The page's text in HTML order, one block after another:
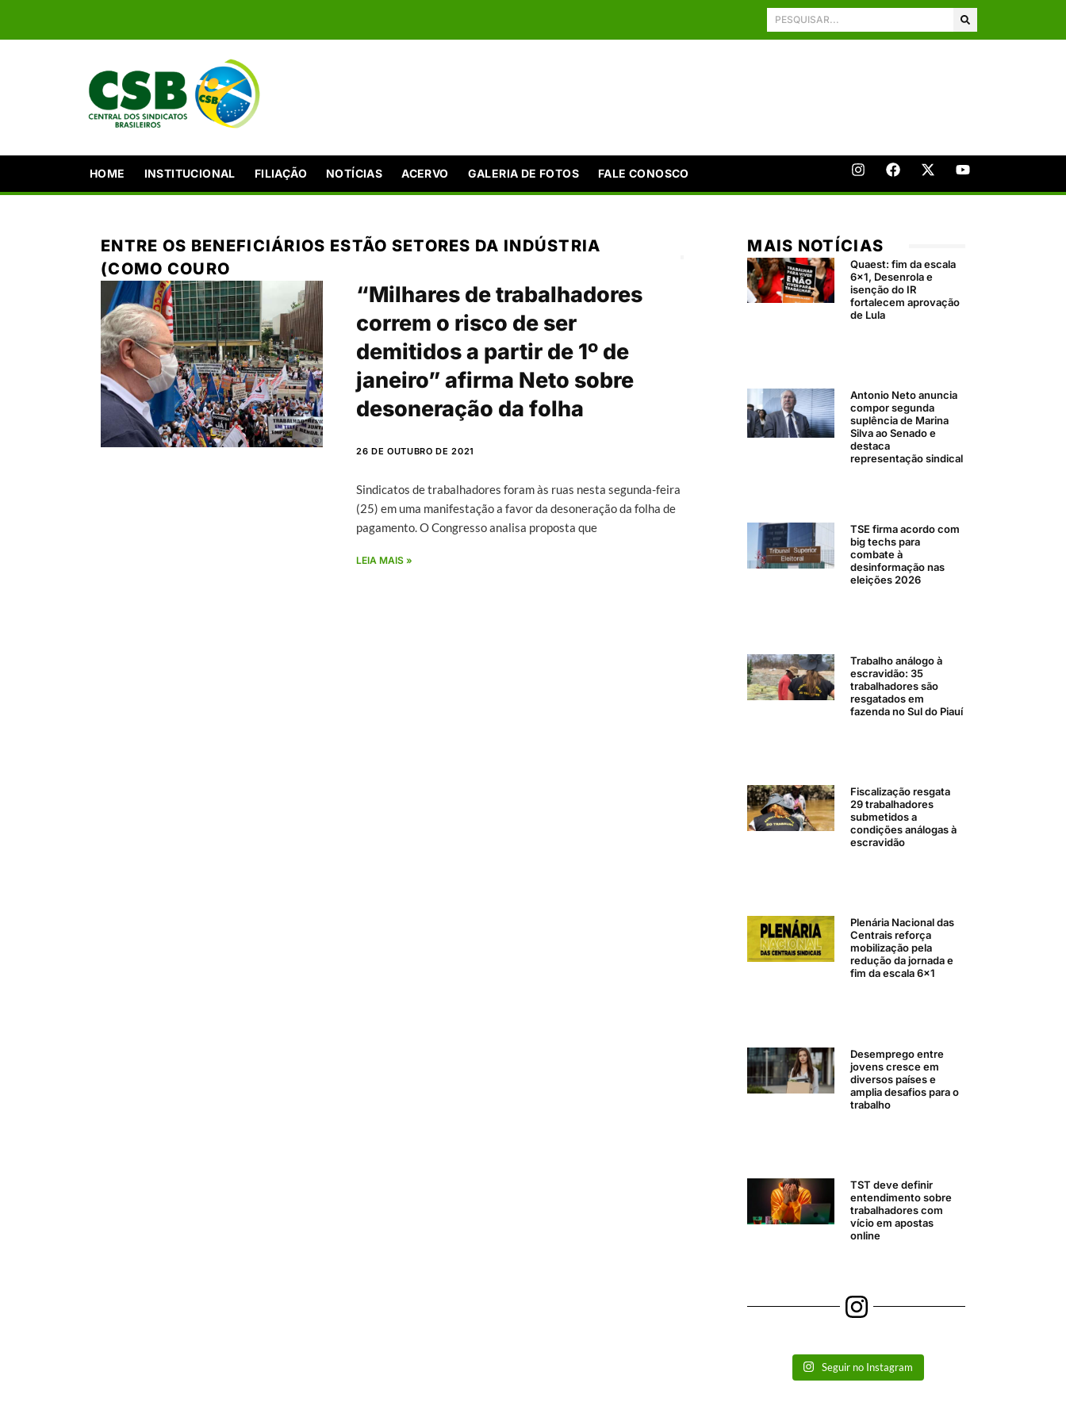
HOME INSTITUCIONAL FILIAÇÃO NOTÍCIAS ACERVO GALERIA DE FOTOS FALE CONOSCO
ENTRE OS BENEFICIÁRIOS ESTÃO SETORES DA INDÚSTRIA
(COMO COURO
“Milhares de trabalhadores
correm o risco de ser
demitidos a partir de 1º de
janeiro” afirma Neto sobre
desoneração da folha
26 DE OUTUBRO DE 2021
Sindicatos de trabalhadores foram às ruas nesta segunda-feira
(25) em uma manifestação a favor da desoneração da folha de
pagamento. O Congresso analisa proposta que
LEIA MAIS »
MAIS NOTÍCIAS
Quaest: fim da escala
6×1, Desenrola e
isenção do IR
fortalecem aprovação
de Lula
Antonio Neto anuncia
compor segunda
suplência de Marina
Silva ao Senado e
destaca
representação sindical
TSE firma acordo com
big techs para
combate à
desinformação nas
eleições 2026
Trabalho análogo à
escravidão: 35
trabalhadores são
resgatados em
fazenda no Sul do Piauí
Fiscalização resgata
29 trabalhadores
submetidos a
condições análogas à
escravidão
Plenária Nacional das
Centrais reforça
mobilização pela
redução da jornada e
fim da escala 6×1
Desemprego entre
jovens cresce em
diversos países e
amplia desafios para o
trabalho
TST deve definir
entendimento sobre
trabalhadores com
vício em apostas
online
Seguir no Instagram